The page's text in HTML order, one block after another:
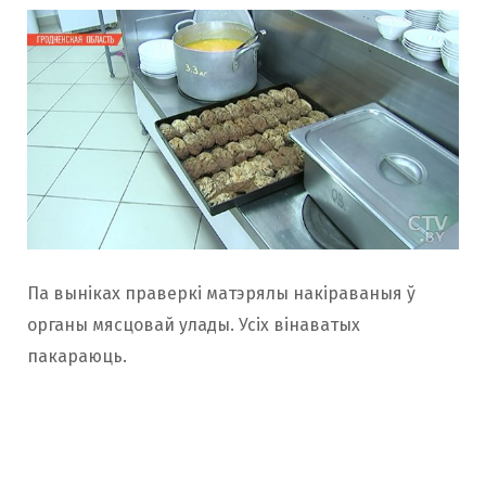
Па выніках праверкі матэрялы накіраваныя ў
органы мясцовай улады. Усіх вінаватых
пакараюць.